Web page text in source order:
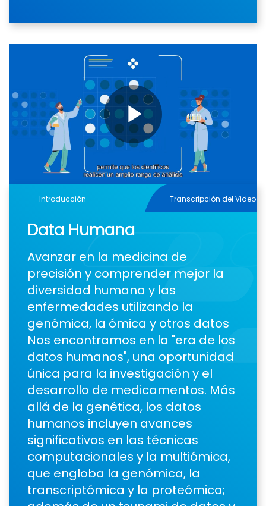
Play
Video
Introducción Transcripción del Video
Data Humana
Avanzar en la medicina de
precisión y comprender mejor la
diversidad humana y las
enfermedades utilizando la
genómica, la ómica y otros datos
Nos encontramos en la "era de los
datos humanos", una oportunidad
única para la investigación y el
desarrollo de medicamentos. Más
allá de la genética, los datos
humanos incluyen avances
significativos en las técnicas
computacionales y la multiómica,
que engloba la genómica, la
transcriptómica y la proteómica;